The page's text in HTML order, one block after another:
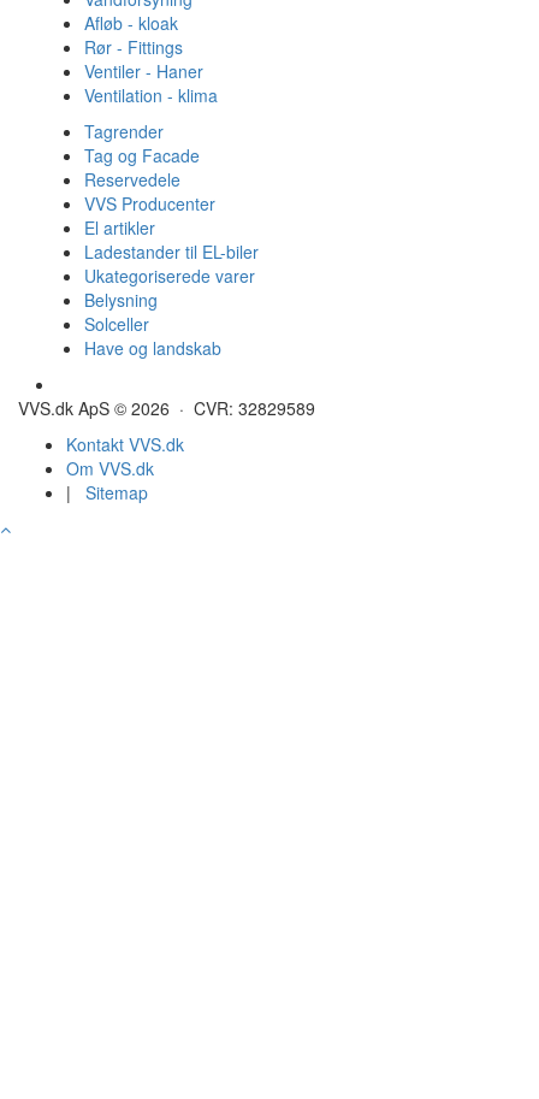
Afløb - kloak
Rør - Fittings
Ventiler - Haner
Ventilation - klima
Tagrender
Tag og Facade
Reservedele
VVS Producenter
El artikler
Ladestander til EL-biler
Ukategoriserede varer
Belysning
Solceller
Have og landskab
VVS.dk ApS © 2026 · CVR: 32829589
Kontakt VVS.dk
Om VVS.dk
| Sitemap